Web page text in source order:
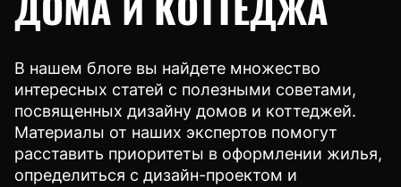
В нашем блоге вы найдете множество
интересных статей с полезными советами,
посвященных дизайну домов и коттеджей.
Материалы от наших экспертов помогут
расставить приоритеты в оформлении жилья,
определиться с дизайн-проектом и